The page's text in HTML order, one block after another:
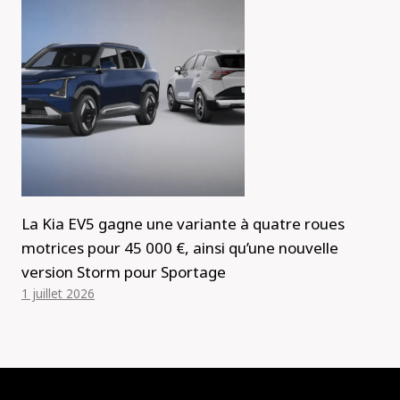
La Kia EV5 gagne une variante à quatre roues
motrices pour 45 000 €, ainsi qu’une nouvelle
version Storm pour Sportage
1 juillet 2026